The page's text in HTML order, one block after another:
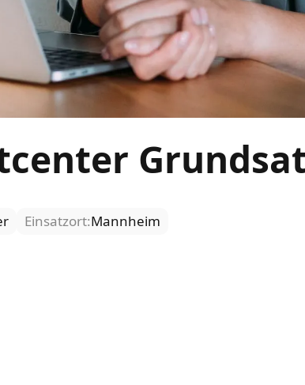
Einsatzort:Mannheim